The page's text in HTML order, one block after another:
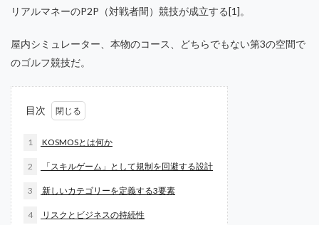
リアルマネーのP2P（対戦者間）競技が成立する[1]。
屋内シミュレーター、本物のコース、どちらでもない第3の空間で
のゴルフ競技だ。
目次
1 KOSMOSとは何か
2 「スキルゲーム」として規制を回避する設計
3 新しいカテゴリーを定義する3要素
4 リスクとビジネスの持続性